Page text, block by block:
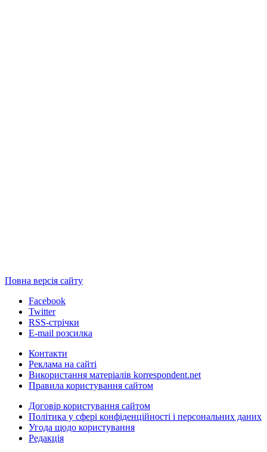
Повна версія сайту
Facebook
Twitter
RSS-стрічки
E-mail розсилка
Контакти
Реклама на сайті
Використання матеріалів korrespondent.net
Правила користування сайтом
Договір користування сайтом
Політика у сфері конфіденційності і персональних даних
Угода щодо користування
Редакція